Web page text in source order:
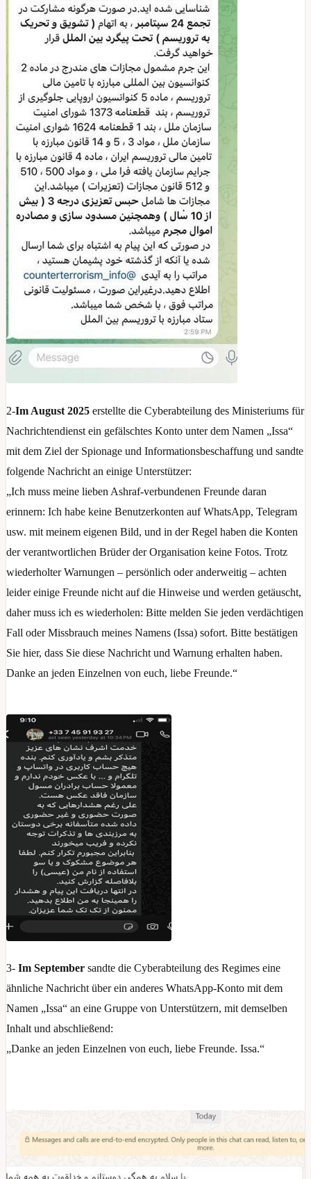
2-Im August 2025 erstellte die Cyberabteilung des Ministeriums für
Nachrichtendienst ein gefälschtes Konto unter dem Namen „Issa“
mit dem Ziel der Spionage und Informationsbeschaffung und sandte
folgende Nachricht an einige Unterstützer:
„Ich muss meine lieben Ashraf-verbundenen Freunde daran
erinnern: Ich habe keine Benutzerkonten auf WhatsApp, Telegram
usw. mit meinem eigenen Bild, und in der Regel haben die Konten
der verantwortlichen Brüder der Organisation keine Fotos. Trotz
wiederholter Warnungen – persönlich oder anderweitig – achten
leider einige Freunde nicht auf die Hinweise und werden getäuscht,
daher muss ich es wiederholen: Bitte melden Sie jeden verdächtigen
Fall oder Missbrauch meines Namens (Issa) sofort. Bitte bestätigen
Sie hier, dass Sie diese Nachricht und Warnung erhalten haben.
Danke an jeden Einzelnen von euch, liebe Freunde.“
3- Im September sandte die Cyberabteilung des Regimes eine
ähnliche Nachricht über ein anderes WhatsApp-Konto mit dem
Namen „Issa“ an eine Gruppe von Unterstützern, mit demselben
Inhalt und abschließend:
„Danke an jeden Einzelnen von euch, liebe Freunde. Issa.“